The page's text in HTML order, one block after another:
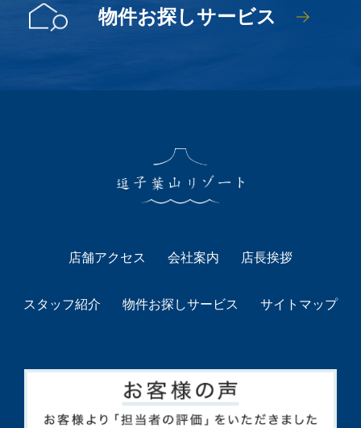
物件お探しサービス
店舗アクセス 会社案内 店長挨拶
スタッフ紹介 物件お探しサービス サイトマップ